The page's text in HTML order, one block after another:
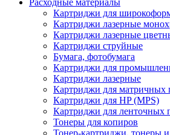
Расходные материалы
Картриджи для
Картриджи лазерные
Картриджи лазерные
Картриджи струйные
Бумага, фотобумага
Картриджи для
Картриджи лазерные
Картриджи для матричных
Картриджи для HP (MPS)
Картриджи для ленточных
Тонеры для копиров